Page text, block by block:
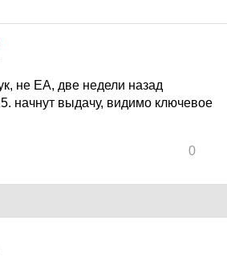
не ЕА, две недели назад
начнут выдачу, видимо ключевое
0